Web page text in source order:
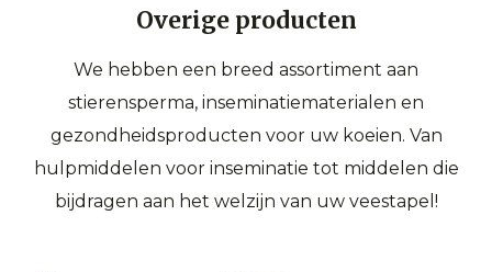
Overige producten
We hebben een breed assortiment aan
stierensperma, inseminatiematerialen en
gezondheidsproducten voor uw koeien. Van
hulpmiddelen voor inseminatie tot middelen die
bijdragen aan het welzijn van uw veestapel!